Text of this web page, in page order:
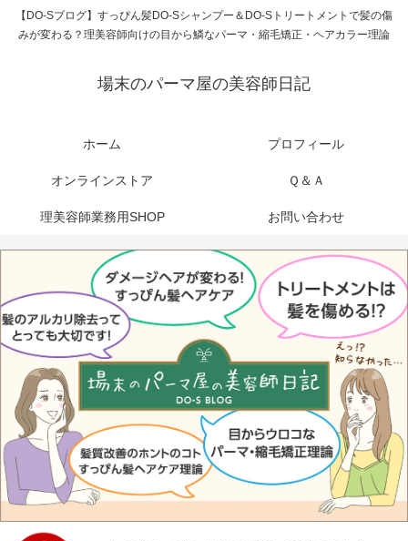
【DO-Sブログ】すっぴん髪DO-Sシャンプー＆DO-Sトリートメントで髪の傷
みが変わる？理美容師向けの目から鱗なパーマ・縮毛矯正・ヘアカラー理論
場末のパーマ屋の美容師日記
ホーム プロフィール
オンラインストア Ｑ＆Ａ
理美容師業務用SHOP お問い合わせ